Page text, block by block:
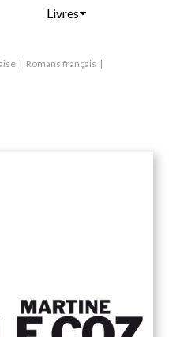
Livres
Romans français